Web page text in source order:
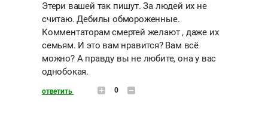
Этери вашей так пишут. За людей их не
считаю. Дебилы обмороженные.
Комментаторам смертей желают , даже их
семьям. И это вам нравится? Вам всё
можно? А правду вы не любите, она у вас
однобокая.
ответить 0